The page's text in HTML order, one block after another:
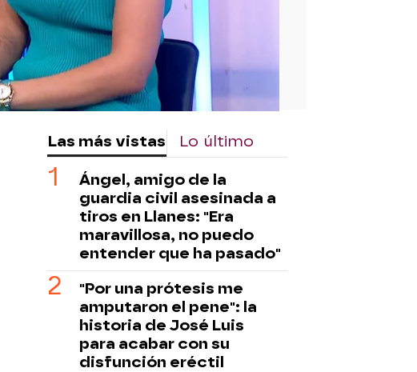
Las más vistas Lo último
Ángel, amigo de la
guardia civil asesinada a
tiros en Llanes: "Era
maravillosa, no puedo
entender que ha pasado"
"Por una prótesis me
amputaron el pene": la
historia de José Luis
para acabar con su
disfunción eréctil